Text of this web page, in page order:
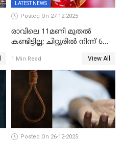
LATEST NEWS
Posted On 27-12-2025
രാവിലെ 11മണി മുതൽ
കണ്ടിട്ടില്ല; ചിറ്റൂരിൽ നിന്ന് 6
1 Min Read View All
Posted On 26-12-2025